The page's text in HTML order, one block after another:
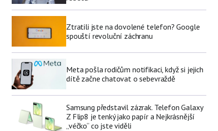
Ztratili jste na dovolené telefon? Google
spouští revoluční záchranu
Meta pošla rodičům notifikaci, když si jejich
dítě začne chatovat o sebevraždě
Samsung představil zázrak. Telefon Galaxy
Z Flip8 je tenký jako papír a Nejkrásnější
„véčko“ co jste viděli